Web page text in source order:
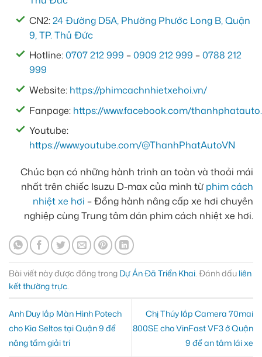
CN2:24 Đường D5A, Phường Phước Long B, Quận
9, TP. Thủ Đức
Hotline:0707 212 999 –0909 212 999 –0788 212
999
Website: https://phimcachnhietxehoi.vn/
Fanpage: https://www.facebook.com/
Youtube:
https://www.youtube.com/@ThanhPhatAutoVN
Chúc bạn có những hành trình an toàn và thoải mái
nhất trên chiếc Isuzu D-max của mình từ phim cách
nhiệt xe hơi – Đồng hành nâng cấp xe hơi chuyên
nghiệp cùng Trung tâm dán phim cách nhiệt xe hơi.
Bài viết này được đăng trong Dự Án Đã Triển Khai. Đánh dấu liên
kết thường trực.
Anh Duy lắp Màn Hình Potech
cho Kia Seltos tại Quận 9 để
nâng tầm giải trí
Chị Thúy lắp Camera 70mai
800SE cho VinFast VF3 ở Quận
9 để an tâm lái xe